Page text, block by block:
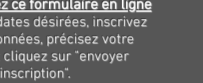
ce formulaire en ligne
désirées, inscrivez
précisez votre
sur "envoyer
inscription".